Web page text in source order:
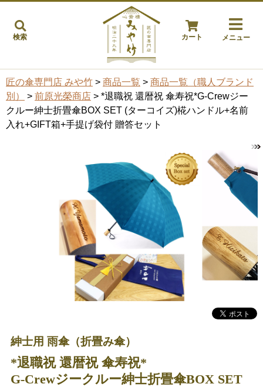
検索 カート メニュー
匠の傘専門店 みや竹 > 商品一覧 > 商品一覧（職人ブランド
別）
> 前原光榮商店 > *退職祝 還暦祝 傘寿祝*G-Crewジー
クルー紳士折畳傘BOX SET (ターコイズ)椛ハンドル+名前
入れ+GIFT箱+手提げ袋付 贈答セット
紳士用 雨傘（折畳み傘）
*退職祝 還暦祝 傘寿祝*
G-Crewジークルー紳士折畳傘BOX SET